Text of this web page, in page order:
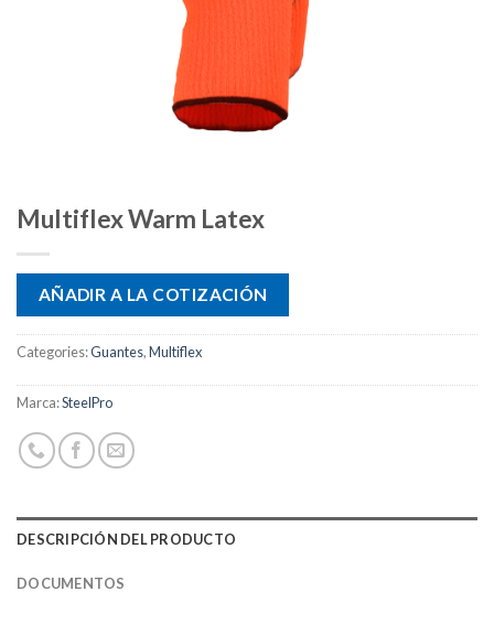
Multiflex Warm Latex
AÑADIR A LA COTIZACIÓN
Categories:Guantes,Multiflex
Marca:SteelPro
DESCRIPCIÓN DEL PRODUCTO
DOCUMENTOS